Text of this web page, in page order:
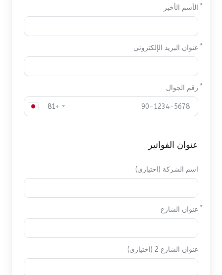
الأسم الأخير
عنوان البريد الإلكتروني
رقم الجوال
+81
عنوان الفواتير
اسم الشركة (اختياري)
عنوان الشارع
عنوان الشارع 2 (اختياري)